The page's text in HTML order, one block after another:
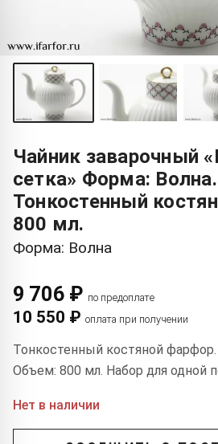
Чайник заварочный
сетка» Форма: Волна.
Тонкостенный
800 мл.
Форма: Волна
9 706 ₽ по предоплате
10 550 ₽ оплата при получении
Тонкостенный костяной
Объем: 800 мл. Набор для одной
Нет в наличии